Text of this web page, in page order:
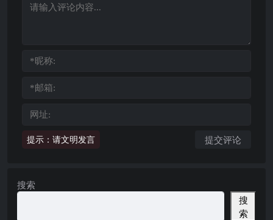
提示：请文明发言
搜索
搜
索